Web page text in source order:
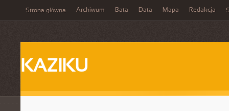
Strona główna Archiwum Bata Data Mapa Redakcja
KAZIKU